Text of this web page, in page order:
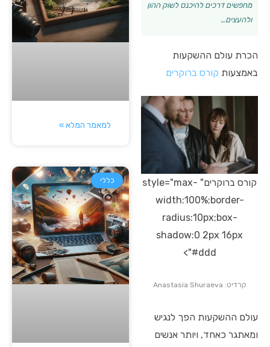
מחפשים דרכים להיכנס לשוק ההון
ולהעצים…
הכרת עולם ההשקעות
באמצעות קורס ברוקרים
קורס ברוקרים" style="max-
width:100%;border-
radius:10px;box-
shadow:0 2px 16px
#ddd">
קרדיט: Anastasia Shuraeva
עולם ההשקעות הפך לנגיש
ומאתגר כאחד, ויותר אנשים
למאמר המלא »
כללי